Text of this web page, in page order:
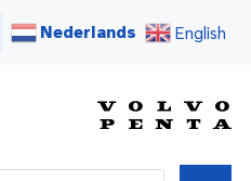
Nederlands English